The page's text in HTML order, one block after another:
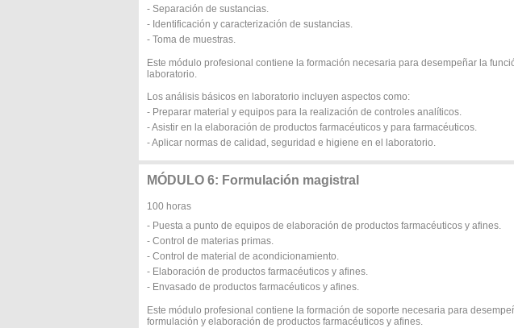
- Separación de sustancias.
- Identificación y caracterización de sustancias.
- Toma de muestras.
Este módulo profesional contiene la formación necesaria para desempeñar la
laboratorio.
Los análisis básicos en laboratorio incluyen aspectos como:
- Preparar material y equipos para la realización de controles analíticos.
- Asistir en la elaboración de productos farmacéuticos y para farmacéuticos.
- Aplicar normas de calidad, seguridad e higiene en el laboratorio.
MÓDULO 6: Formulación magistral
100 horas
- Puesta a punto de equipos de elaboración de productos farmacéuticos y afines.
- Control de materias primas.
- Control de material de acondicionamiento.
- Elaboración de productos farmacéuticos y afines.
- Envasado de productos farmacéuticos y afines.
Este módulo profesional contiene la formación de soporte necesaria para
formulación y elaboración de productos farmacéuticos y afines.